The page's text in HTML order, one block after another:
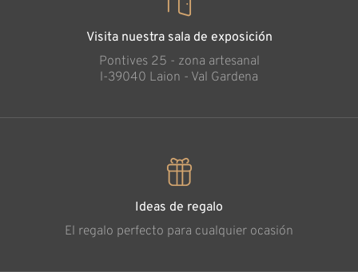
Visita nuestra sala de exposición
Pontives 25 - zona artesanal
l-39040 Laion - Val Gardena
Ideas de regalo
El regalo perfecto para cualquier ocasión